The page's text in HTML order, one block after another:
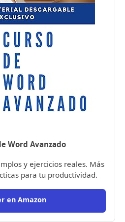
Word Avanzado
y ejercicios reales. Más
para tu productividad.
en Amazon